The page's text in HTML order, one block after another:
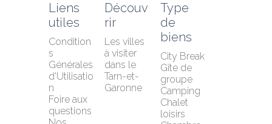
Liens
utiles
Condition
s
Générales
d'Utilisatio
n
Foire aux
questions
Découv
rir
Les villes
à visiter
dans le
Tarn-et-
Garonne
Type
de
biens
City Break
Gîte de
groupe
Camping
Chalet
loisirs